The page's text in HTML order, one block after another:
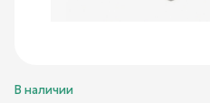
В наличии